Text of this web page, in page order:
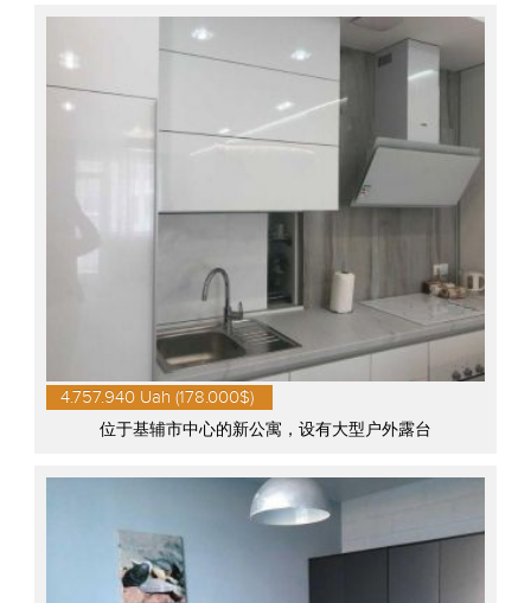
4.757.940 Uah (178.000$)
位于基辅市中心的新公寓，设有大型户外露台